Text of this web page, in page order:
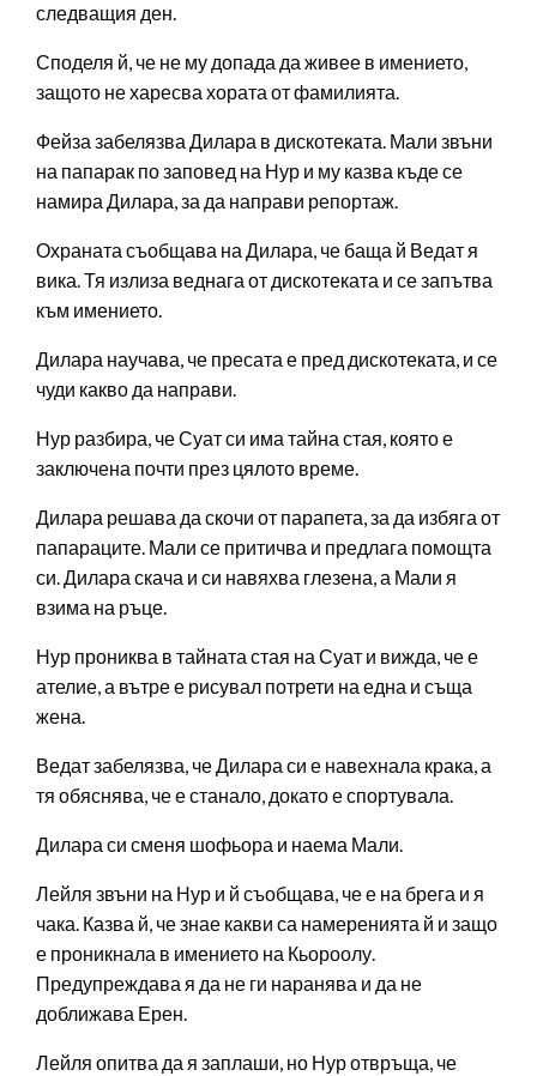
следващия ден.
Споделя й, че не му допада да живее в имението,
защото не харесва хората от фамилията.
Фейза забелязва Дилара в дискотеката. Мали звъни
на папарак по заповед на Нур и му казва къде се
намира Дилара, за да направи репортаж.
Охраната съобщава на Дилара, че баща й Ведат я
вика. Тя излиза веднага от дискотеката и се запътва
към имението.
Дилара научава, че пресата е пред дискотеката, и се
чуди какво да направи.
Нур разбира, че Суат си има тайна стая, която е
заключена почти през цялото време.
Дилара решава да скочи от парапета, за да избяга от
папараците. Мали се притичва и предлага помощта
си. Дилара скача и си навяхва глезена, а Мали я
взима на ръце.
Нур прониква в тайната стая на Суат и вижда, че е
ателие, а вътре е рисувал потрети на една и съща
жена.
Ведат забелязва, че Дилара си е навехнала крака, а
тя обяснява, че е станало, докато е спортувала.
Дилара си сменя шофьора и наема Мали.
Лейля звъни на Нур и й съобщава, че е на брега и я
чака. Казва й, че знае какви са намеренията й и защо
е проникнала в имението на Кьороолу.
Предупреждава я да не ги наранява и да не
доближава Ерен.
Лейля опитва да я заплаши, но Нур отвръща, че